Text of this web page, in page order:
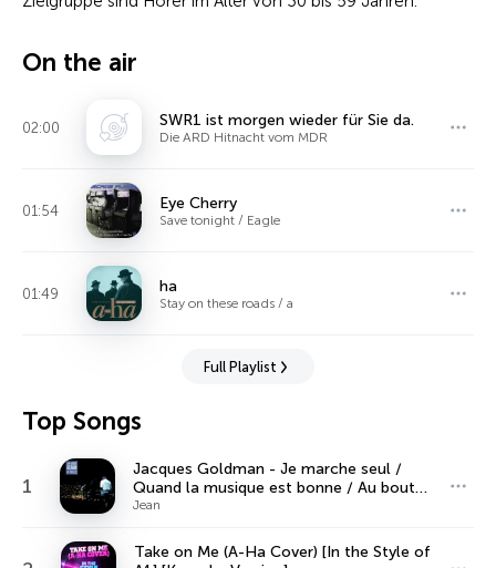
On the air
02:00 SWR1 ist morgen wieder für Sie da.
Die ARD Hitnacht vom MDR
01:54 Eye Cherry
Save tonight / Eagle
01:49 ha
Stay on these roads / a
Full Playlist
Top Songs
1
Jacques Goldman - Je marche seul /
Quand la musique est bonne / Au bout
de mes rêves / Encore un matin (Live En
Jean
Take on Me (A-Ha Cover) [In the Style of